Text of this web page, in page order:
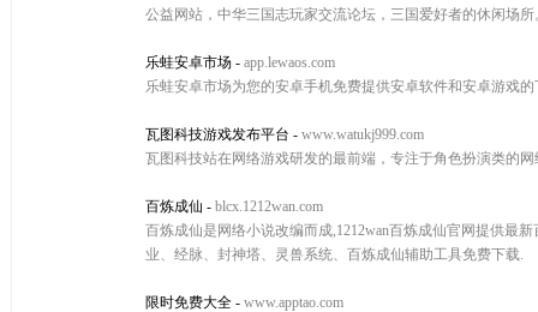
公益网站，中华三国志玩家交流论坛，三国爱好者的休闲场
乐蛙安卓市场 - app.lewaos.com
乐蛙安卓市场为您的安卓手机免费提供安卓软件和安卓游戏
瓦图科技游戏发布平台 - www.watukj999.com
瓦图科技站在网络游戏研发的最前端，专注于角色扮演类的
百炼成仙 - blcx.1212wan.com
百炼成仙是网络小说改编而成,1212wan百炼成仙官网提供最
业、经脉、封神塔、灵兽系统、百炼成仙辅助工具免费下载.
限时免费大全 - www.apptao.com